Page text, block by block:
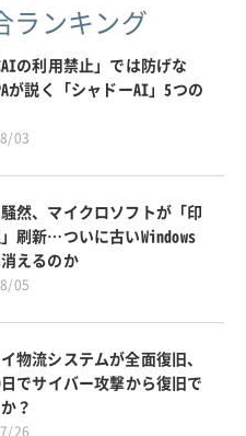
ランキング
AIの利用禁止」では防げな
が説く「シャドーAI」5つの
03
然、マイクロソフトが「印
刷新…ついに古いWindows
えるのか
05
物流システムが全面復旧、
でサイバー攻撃から復旧で
？
26